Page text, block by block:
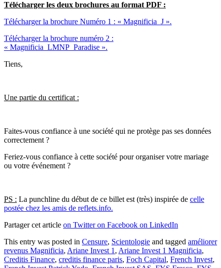
Télécharger les deux brochures au format PDF :
Télécharger la brochure Numéro 1 : « Magnificia_J ».
Télécharger la brochure numéro 2 :
« Magnificia_LMNP_Paradise ».
Tiens,
Une partie du certificat :
Faites-vous confiance à une société qui ne protège pas ses données
correctement ?
Feriez-vous confiance à cette société pour organiser votre mariage
ou votre événement ?
PS : La punchline du début de ce billet est (très) inspirée de celle
postée chez les amis de reflets.info.
Partager cet article on Twitter on Facebook on LinkedIn
This entry was posted in Censure, Scientologie and tagged améliorer
revenus Magnificia, Ariane Invest 1, Ariane Invest 1 Magnificia,
Creditis Finance, creditis finance paris, Foch Capital, French Invest,